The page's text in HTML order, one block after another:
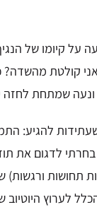
קולטת מהשדה?
שמתחת לחזה
להגיע:
לדגום את
ורגשות)
לערוץ היוטיוב